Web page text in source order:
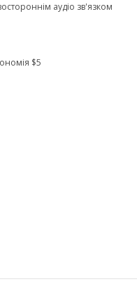
аудіо зв'язком
$5